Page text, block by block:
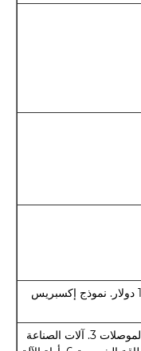
يتراوح سعر العينة من 2 دولار إلى 100 دولار. نموذج إكسبريس
1. آلة التحكم التلقائية 2. صناعة أشباه الموصلات 3. آلات الصناعة